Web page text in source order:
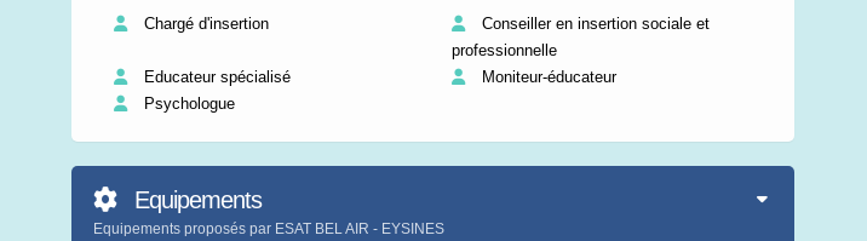
Chargé d'insertion
Conseiller en insertion sociale et
professionnelle
Educateur spécialisé
Moniteur-éducateur
Psychologue
Equipements
Equipements proposés par ESAT BEL AIR - EYSINES